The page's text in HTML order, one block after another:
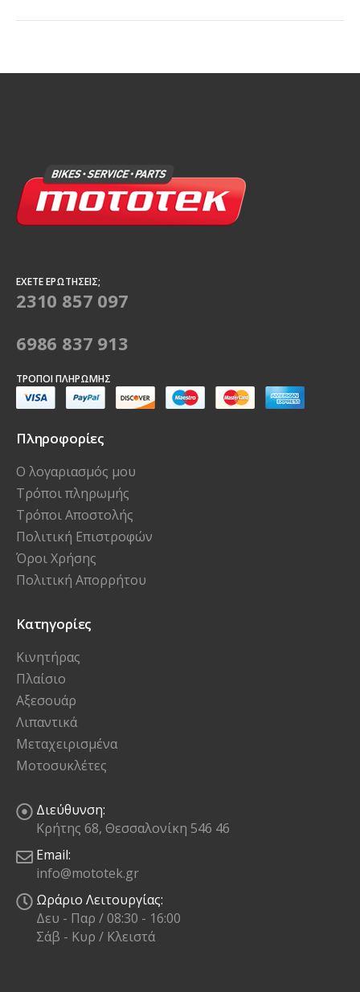
ΈΧΕΤΕ ΕΡΩΤΉΣΕΙΣ;
2310 857 097
6986 837 913
ΤΡΌΠΟΙ ΠΛΗΡΩΜΉΣ
Πληροφορίες
Ο λογαριασμός μου
Τρόποι πληρωμής
Τρόποι Αποστολής
Πολιτική Επιστροφών
Όροι Χρήσης
Πολιτική Απορρήτου
Κατηγορίες
Κινητήρας
Πλαίσιο
Αξεσουάρ
Λιπαντικά
Μεταχειρισμένα
Μοτοσυκλέτες
Διεύθυνση:
Κρήτης 68, Θεσσαλονίκη 546 46
Email:
info@mototek.gr
Ωράριο Λειτουργίας:
Δευ - Παρ / 08:30 - 16:00
Σάβ - Κυρ / Κλειστά